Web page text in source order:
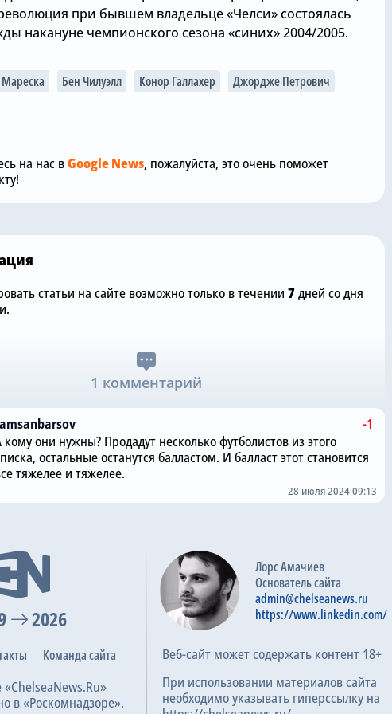
при бывшем владельце «Челси» состоялась
накануне чемпионского сезона «синих» 2004/2005.
Бен Чилуэлл Конор Галлахер
Джордже Петрович
на нас вGoogle News, пожалуйста, это очень поможет
Зачем Джош Ачимпонг из
«Челси» понадобился
Сегодня, 12:00
отреагировал на
шокирующую
статьи на сайте возможно только в течении 7дней со дня
1 комментарий
-1
кому они нужны? Продадут несколько футболистов из этого
остальные останутся балластом. И балласт этот становится
тяжелее и тяжелее.
28 июля 2024 09:13
2026
Команда сайта
в «Роскомнадзоре».
Лорс Амачиев
Основатель сайта
admin@chelseanews.ru
https://www.linkedin.com/
Веб-сайт может содержать контент 18+
При использовании материалов сайта
необходимо указывать гиперссылку на